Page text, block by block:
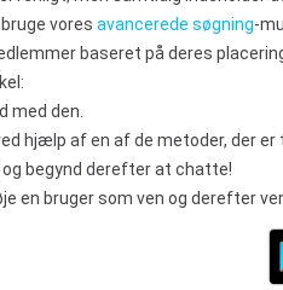
vores avancerede søgning-
baseret på deres
med den.
hjælp af en af de metoder, der er
og begynd derefter at chatte!
en bruger som ven og derefter